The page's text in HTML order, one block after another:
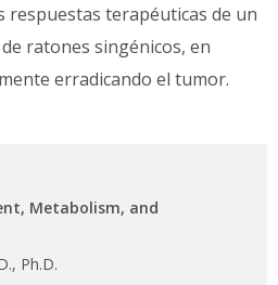
respuestas terapéuticas de un
ratones singénicos, en
erradicando el tumor.
Metabolism, and
Ph.D.